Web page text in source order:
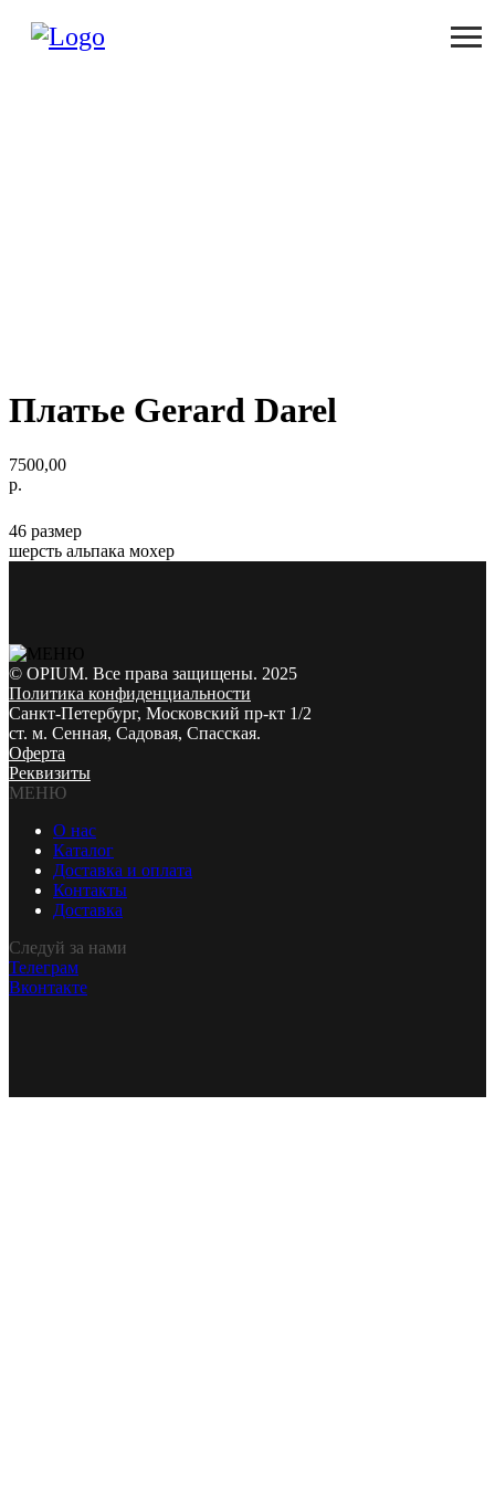
Платье Gerard Darel
7500,00
р.
46 размер
шерсть альпака мохер
© OPIUM. Все права защищены. 2025
Политика конфиденциальности
Санкт-Петербург, Московский пр-кт 1/2
ст. м. Сенная, Садовая, Спасская.
Оферта
Реквизиты
МЕНЮ
О нас
Каталог
Доставка и оплата
Контакты
Доставка
Следуй за нами
Телеграм
Вконтакте